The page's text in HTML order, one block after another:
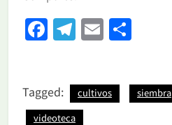
Facebook
Telegram
Email
Tagged: cultivos siembra
videoteca